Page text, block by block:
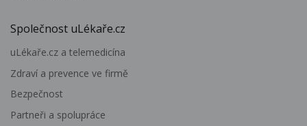
Společnost uLékaře.cz
uLékaře.cz a telemedicína
Zdraví a prevence ve firmě
Bezpečnost
Partneři a spolupráce